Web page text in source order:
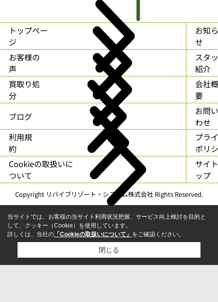
トップペー
ジ
お知ら
せ
お客様の
声
スタ
紹介
買取り処
分
会社概
要
ブログ
お問
わせ
利用規
約
プラ
ポリ
Cookieの取扱いに
ついて
サイ
ップ
Copyright リバイブリゾート・システム株式会社 Rights Reserved.
当サイトでは、お客様の当サイト利用状況把握、サービス向上検討を目的と
して、クッキー（Cookie）を使用しています。
詳しくは、当社の 「Cookieの取扱いについて」 をご確認ください。
閉じる